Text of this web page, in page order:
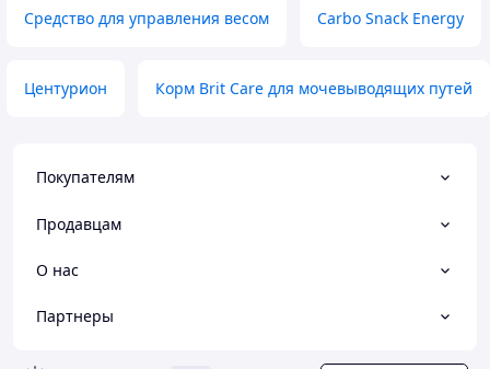
Средство для управления весом Carbo Snack Energy
Центурион Корм Brit Care для мочевыводящих путей
Покупателям
Продавцам
О нас
Партнеры